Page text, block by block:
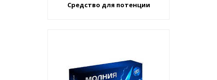
Средство для потенции